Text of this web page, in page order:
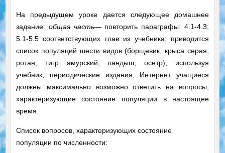
На предыдущем уроке дается следующее домашнее
задание: общая часть— повторить параграфы: 4.1-4.3;
5.1-5.5 соответствующих глав из учебника; приводится
список популяций шести видов (борщевик, крыса серая,
ротан, тигр амурский, ландыш, осетр), используя
учебник, периодические издания, Интернет учащиеся
должны максимально возможно ответить на вопросы,
характеризующие состояние популяции в настоящее
время.
Список вопросов, характеризующих состояние
популяции по численности: